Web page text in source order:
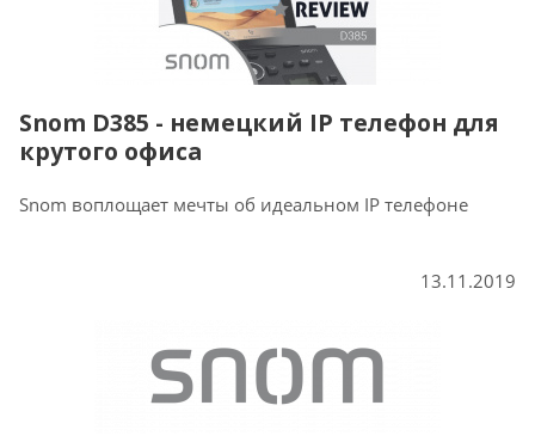
Snom D385 - немецкий IP телефон для
крутого офиса
Snom воплощает мечты об идеальном IP телефоне
13.11.2019